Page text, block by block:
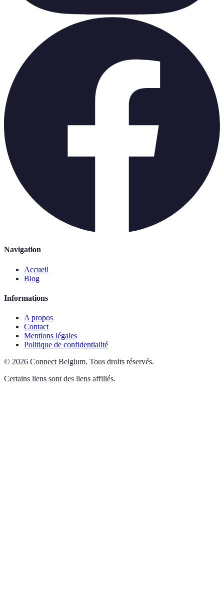
Navigation
Accueil
Blog
Informations
A propos
Contact
Mentions légales
Politique de confidentialité
© 2026 Connect Belgium. Tous droits réservés.
Certains liens sont des liens affiliés.